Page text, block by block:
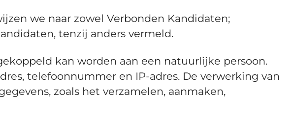
we naar zowel Verbonden Kandidaten;
tenzij anders vermeld.
kan worden aan een natuurlijke persoon.
telefoonnummer en IP-adres. De verwerking van
zoals het verzamelen, aanmaken,